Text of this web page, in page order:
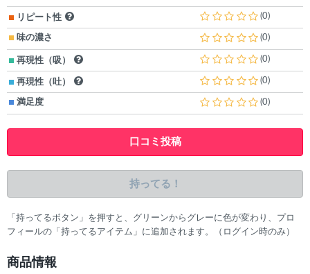
リピート性 (0)
味の濃さ (0)
再現性（吸） (0)
再現性（吐） (0)
満足度 (0)
口コミ投稿
持ってる！
「持ってるボタン」を押すと、グリーンからグレーに色が変わり、プロ
フィールの「持ってるアイテム」に追加されます。（ログイン時のみ）
商品情報